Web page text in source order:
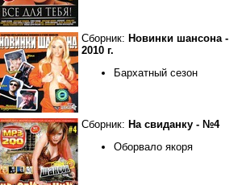
Сборник: Новинки шансона -
2010 г.
Бархатный сезон
Сборник: На свиданку - №4
Оборвало якоря